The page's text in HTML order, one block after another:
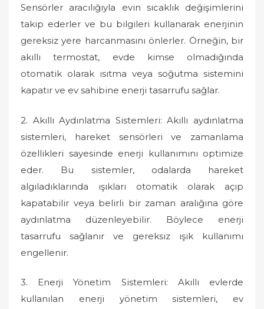
Sensörler aracılığıyla evin sıcaklık değişimlerini
takip ederler ve bu bilgileri kullanarak enerjinin
gereksiz yere harcanmasını önlerler. Örneğin, bir
akıllı termostat, evde kimse olmadığında
otomatik olarak ısıtma veya soğutma sistemini
kapatır ve ev sahibine enerji tasarrufu sağlar.
2. Akıllı Aydınlatma Sistemleri: Akıllı aydınlatma
sistemleri, hareket sensörleri ve zamanlama
özellikleri sayesinde enerji kullanımını optimize
eder. Bu sistemler, odalarda hareket
algıladıklarında ışıkları otomatik olarak açıp
kapatabilir veya belirli bir zaman aralığına göre
aydınlatma düzenleyebilir. Böylece enerji
tasarrufu sağlanır ve gereksiz ışık kullanımı
engellenir.
3. Enerji Yönetim Sistemleri: Akıllı evlerde
kullanılan enerji yönetim sistemleri, ev